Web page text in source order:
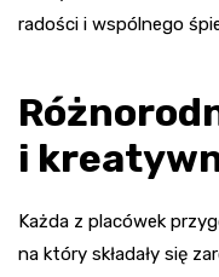
radości i wspólnego
i
Każda z placówek
na który składały się